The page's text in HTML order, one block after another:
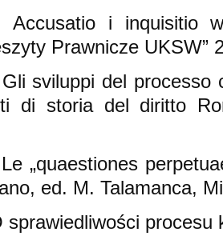
Accusatio i inquisitio
Prawnicze UKSW”
sviluppi del processo
di storia del diritto
„quaestiones
ed. M. Talamanca,
sprawiedliwości procesu